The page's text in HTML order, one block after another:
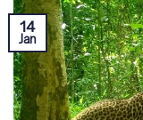
14
Jan